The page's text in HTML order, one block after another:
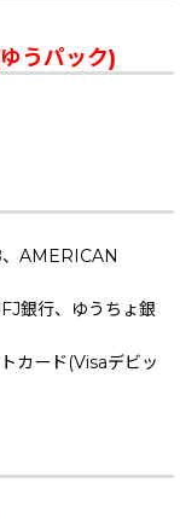
うパック)
AMERICAN
銀行、ゆうちょ銀
カード(Visaデビッ